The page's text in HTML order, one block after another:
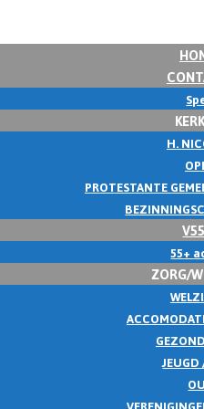
H.
PROTESTANTE
55+
ZORG/